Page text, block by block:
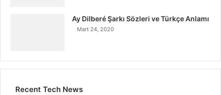
Ay Dilberé Şarkı Sözleri ve Türkçe Anlamı
Mart 24, 2020
Recent Tech News